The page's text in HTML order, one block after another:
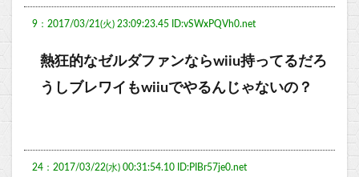
9：2017/03/21(火) 23:09:23.45 ID:vSWxPQVh0.net
熱狂的なゼルダファンならwiiu持ってるだろ
うしブレワイもwiiuでやるんじゃないの？
24：2017/03/22(水) 00:31:54.10 ID:PIBr57je0.net